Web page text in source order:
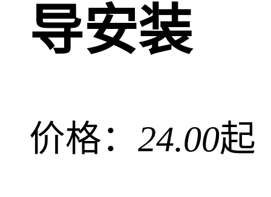
导安装
价格： 24.00起